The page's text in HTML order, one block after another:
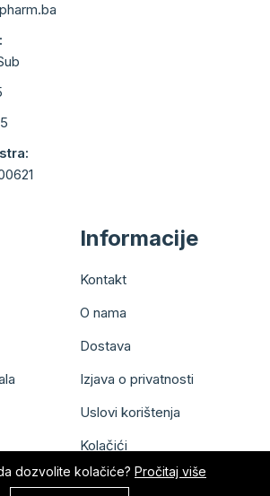
Informacije
Kontakt
O nama
Dostava
Izjava o privatnosti
Uslovi korištenja
Kolačići
dozvolite kolačiće? Pročitaj više